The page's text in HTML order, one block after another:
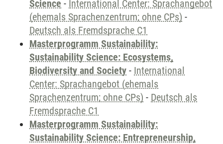
Science - International Center: Sprachangebot
(ehemals Sprachenzentrum; ohne CPs) -
Deutsch als Fremdsprache C1
Masterprogramm Sustainability:
Sustainability Science: Ecosystems,
Biodiversity and Society - International
Center: Sprachangebot (ehemals
Sprachenzentrum; ohne CPs) - Deutsch als
Fremdsprache C1
Masterprogramm Sustainability:
Sustainability Science: Entrepreneurship,